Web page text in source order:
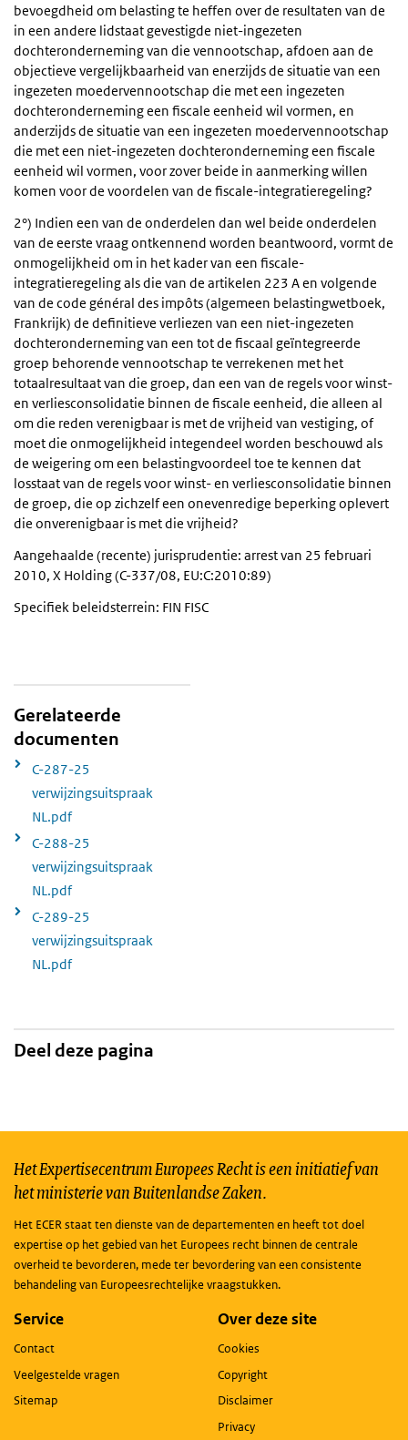
bevoegdheid om belasting te heffen over de resultaten van de
in een andere lidstaat gevestigde niet-ingezeten
dochteronderneming van die vennootschap, afdoen aan de
objectieve vergelijkbaarheid van enerzijds de situatie van een
ingezeten moedervennootschap die met een ingezeten
dochteronderneming een fiscale eenheid wil vormen, en
anderzijds de situatie van een ingezeten moedervennootschap
die met een niet-ingezeten dochteronderneming een fiscale
eenheid wil vormen, voor zover beide in aanmerking willen
komen voor de voordelen van de fiscale-integratieregeling?
2°) Indien een van de onderdelen dan wel beide onderdelen
van de eerste vraag ontkennend worden beantwoord, vormt de
onmogelijkheid om in het kader van een fiscale-
integratieregeling als die van de artikelen 223 A en volgende
van de code général des impôts (algemeen belastingwetboek,
Frankrijk) de definitieve verliezen van een niet-ingezeten
dochteronderneming van een tot de fiscaal geïntegreerde
groep behorende vennootschap te verrekenen met het
totaalresultaat van die groep, dan een van de regels voor winst-
en verliesconsolidatie binnen de fiscale eenheid, die alleen al
om die reden verenigbaar is met de vrijheid van vestiging, of
moet die onmogelijkheid integendeel worden beschouwd als
de weigering om een belastingvoordeel toe te kennen dat
losstaat van de regels voor winst- en verliesconsolidatie binnen
de groep, die op zichzelf een onevenredige beperking oplevert
die onverenigbaar is met die vrijheid?
Aangehaalde (recente) jurisprudentie: arrest van 25 februari
2010, X Holding (C-337/08, EU:C:2010:89)
Specifiek beleidsterrein: FIN FISC
Gerelateerde
documenten
C-287-25
verwijzingsuitspraak
NL.pdf
C-288-25
verwijzingsuitspraak
NL.pdf
C-289-25
verwijzingsuitspraak
NL.pdf
Deel deze pagina
Het Expertisecentrum Europees Recht is een initiatief van
het ministerie van Buitenlandse Zaken.
Het ECER staat ten dienste van de departementen en heeft tot doel
expertise op het gebied van het Europees recht binnen de centrale
overheid te bevorderen, mede ter bevordering van een consistente
behandeling van Europeesrechtelijke vraagstukken.
Service
Contact
Veelgestelde vragen
Sitemap
Over deze site
Cookies
Copyright
Disclaimer
Privacy